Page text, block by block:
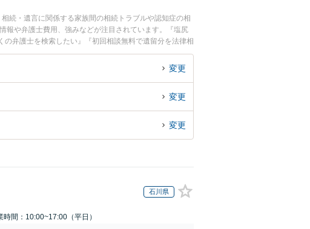
続・遺言に関係する家族間の相続トラブルや認知症の相
報や弁護士費用、強みなどが注目されています。『塩尻
弁護士を検索したい』『初回相談無料で遺留分を法律相
変更
変更
変更
石川県
時間：10:00~17:00（平日）